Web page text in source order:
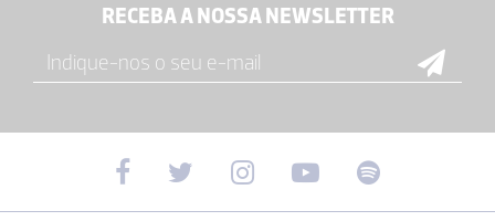
RECEBA A NOSSA NEWSLETTER